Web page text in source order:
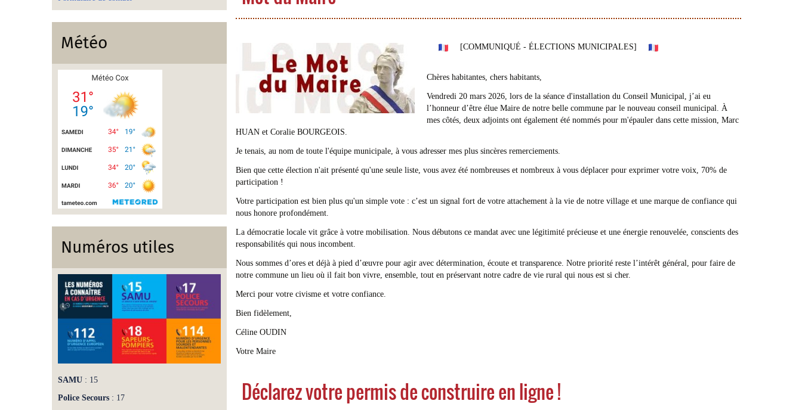
[COMMUNIQUÉ - ÉLECTIONS MUNICIPALES]
Chères habitantes, chers habitants,
Vendredi 20 mars 2026, lors de la séance d'installation du Conseil Municipal, j’ai eu
l’honneur d’être élue Maire de notre belle commune par le nouveau conseil municipal. À
mes côtés, deux adjoints ont également été nommés pour m'épauler dans cette mission, Marc
HUAN et Coralie BOURGEOIS.
Je tenais, au nom de toute l'équipe municipale, à vous adresser mes plus sincères remerciements.
Bien que cette élection n'ait présenté qu'une seule liste, vous avez été nombreuses et nombreux à vous déplacer pour exprimer votre voix, 70% de
participation !
Votre participation est bien plus qu'un simple vote : c’est un signal fort de votre attachement à la vie de notre village et une marque de confiance qui
nous honore profondément.
La démocratie locale vit grâce à votre mobilisation. Nous débutons ce mandat avec une légitimité précieuse et une énergie renouvelée, conscients des
responsabilités qui nous incombent.
Nous sommes d’ores et déjà à pied d’œuvre pour agir avec détermination, écoute et transparence. Notre priorité reste l’intérêt général, pour faire de
notre commune un lieu où il fait bon vivre, ensemble, tout en préservant notre cadre de vie rural qui nous est si cher.
Merci pour votre civisme et votre confiance.
Bien fidèlement,
Céline OUDIN
Votre Maire
Déclarez votre permis de construire en ligne !
Météo
Numéros utiles
SAMU : 15
Police Secours : 17